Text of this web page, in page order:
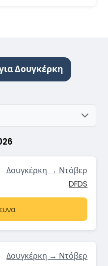
Δουγκέρκη
Δουγκέρκη → Ντόβερ
DFDS
Δουγκέρκη → Ντόβερ